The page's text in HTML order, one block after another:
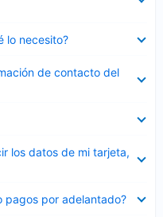
lo necesito?
de contacto del
los datos de mi tarjeta,
pagos por adelantado?